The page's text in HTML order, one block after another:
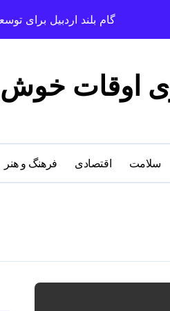
گام بلند اردبیل برای
اوقات خوش
سلامت اقتصادی فرهنگ و هنر